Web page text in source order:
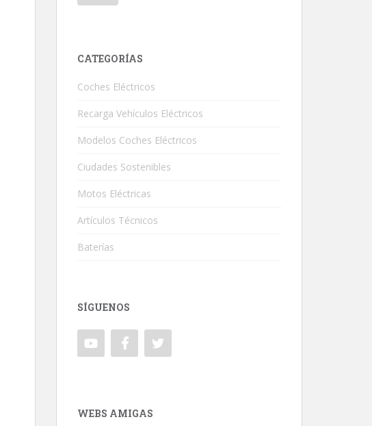
CATEGORÍAS
Coches Eléctricos
Recarga Vehículos Eléctricos
Modelos Coches Eléctricos
Ciudades Sostenibles
Motos Eléctricas
Artículos Técnicos
Baterías
SÍGUENOS
WEBS AMIGAS